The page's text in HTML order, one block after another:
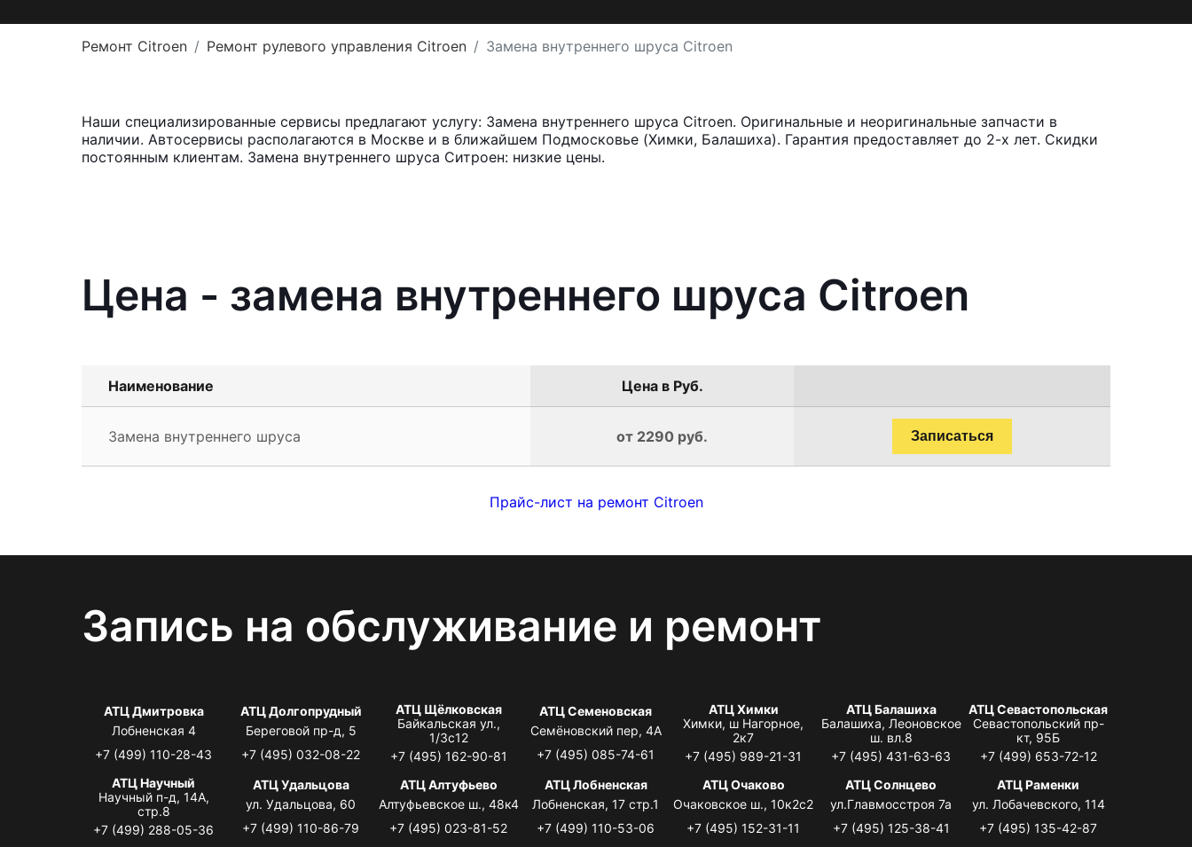
Ремонт Citroen Ремонт рулевого управления Citroen Замена внутреннего шруса Citroen
Наши специализированные сервисы предлагают услугу: Замена внутреннего шруса Citroen. Оригинальные и неоригинальные запчасти в
наличии. Автосервисы располагаются в Москве и в ближайшем Подмосковье (Химки, Балашиха). Гарантия предоставляет до 2-х лет. Скидки
постоянным клиентам. Замена внутреннего шруса Ситроен: низкие цены.
Цена - замена внутреннего шруса Citroen
Наименование Цена в Руб.
Замена внутреннего шруса от 2290 руб. Записаться
Прайс-лист на ремонт Citroen
Запись на обслуживание и ремонт
АТЦ Дмитровка
Лобненская 4
+7 (499) 110-28-43
АТЦ Долгопрудный
Береговой пр-д, 5
+7 (495) 032-08-22
АТЦ Щёлковская
Байкальская ул.,
1/3с12
+7 (495) 162-90-81
АТЦ Семеновская
Семёновский пер, 4А
+7 (495) 085-74-61
АТЦ Химки
Химки, ш Нагорное,
2к7
+7 (495) 989-21-31
АТЦ Балашиха
Балашиха, Леоновское
ш. вл.8
+7 (495) 431-63-63
АТЦ Севастопольская
Севастопольский пр-
кт, 95Б
+7 (499) 653-72-12
АТЦ Научный
Научный п-д, 14А,
стр.8
+7 (499) 288-05-36
АТЦ Удальцова
ул. Удальцова, 60
+7 (499) 110-86-79
АТЦ Алтуфьево
Алтуфьевское ш., 48к4
+7 (495) 023-81-52
АТЦ Лобненская
Лобненская, 17 стр.1
+7 (499) 110-53-06
АТЦ Очаково
Очаковское ш., 10к2с2
+7 (495) 152-31-11
АТЦ Солнцево
ул.Главмосстроя 7а
+7 (495) 125-38-41
АТЦ Раменки
ул. Лобачевского, 114
+7 (495) 135-42-87